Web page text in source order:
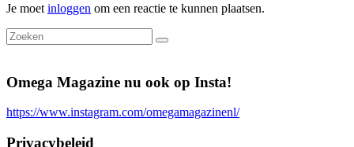
Je moet inloggen om een reactie te kunnen plaatsen.
Omega Magazine nu ook op Insta!
https://www.instagram.com/omegamagazinenl/
Privacybeleid